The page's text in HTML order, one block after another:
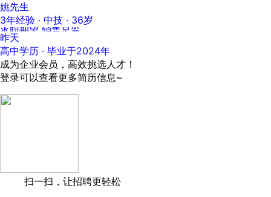
姚先生
3年经验 · 中技 · 36岁
求职期望 销售总监
昨天
高中学历 · 毕业于2024年
成为企业会员，高效挑选人才！
登录可以查看更多简历信息~
扫一扫，让招聘更轻松